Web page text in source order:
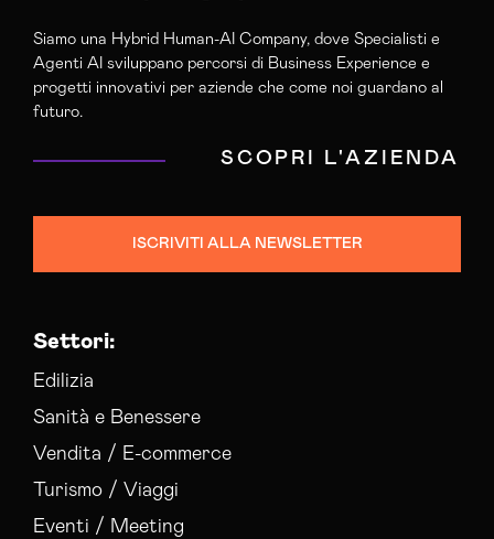
Siamo una Hybrid Human-AI Company, dove Specialisti e
Agenti AI sviluppano percorsi di Business Experience e
progetti innovativi per aziende che come noi guardano al
futuro.
SCOPRI L'AZIENDA
ISCRIVITI ALLA NEWSLETTER
Settori:
Edilizia
Sanità e Benessere
Vendita / E-commerce
Turismo / Viaggi
Eventi / Meeting